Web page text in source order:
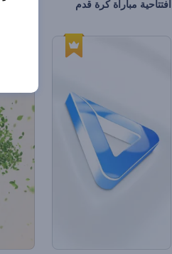
افتتاحية مباراة كرة قدم كشف